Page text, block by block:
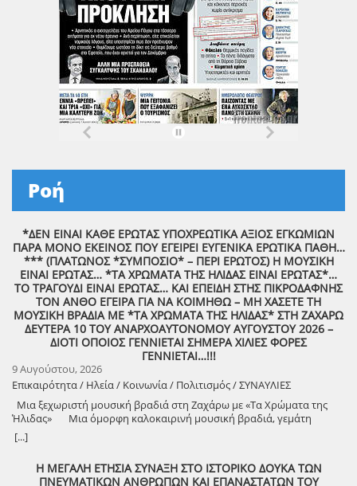
Ροή
*ΔΕΝ ΕΙΝΑΙ ΚΑΘΕ ΕΡΩΤΑΣ ΥΠΟΧΡΕΩΤΙΚΑ ΑΞΙΟΣ ΕΓΚΩΜΙΩΝ
ΠΑΡΑ ΜΟΝΟ ΕΚΕΙΝΟΣ ΠΟΥ ΕΓΕΙΡΕΙ ΕΥΓΕΝΙΚΑ ΕΡΩΤΙΚΑ ΠΑΘΗ…
*** (ΠΛΑΤΩΝΟΣ *ΣΥΜΠΟΣΙΟ* – ΠΕΡΙ ΕΡΩΤΟΣ) Η ΜΟΥΣΙΚΗ
ΕΙΝΑΙ ΕΡΩΤΑΣ… *ΤΑ ΧΡΩΜΑΤΑ ΤΗΣ ΗΛΙΔΑΣ ΕΙΝΑΙ ΕΡΩΤΑΣ*…
ΤΟ ΤΡΑΓΟΥΔΙ ΕΙΝΑΙ ΕΡΩΤΑΣ… ΚΑΙ ΕΠΕΙΔΗ ΣΤΗΣ ΠΙΚΡΟΔΑΦΝΗΣ
ΤΟΝ ΑΝΘΟ ΕΓΕΙΡΑ ΓΙΑ ΝΑ ΚΟΙΜΗΘΩ – ΜΗ ΧΑΣΕΤΕ ΤΗ
ΜΟΥΣΙΚΗ ΒΡΑΔΙΑ ΜΕ *ΤΑ ΧΡΩΜΑΤΑ ΤΗΣ ΗΛΙΔΑΣ* ΣΤΗ ΖΑΧΑΡΩ
ΔΕΥΤΕΡΑ 10 ΤΟΥ ΑΝΑΡΧΟΑΥΤΟΝΟΜΟΥ ΑΥΓΟΥΣΤΟΥ 2026 –
ΔΙΟΤΙ ΟΠΟΙΟΣ ΓΕΝΝΙΕΤΑΙ ΣΗΜΕΡΑ ΧΙΛΙΕΣ ΦΟΡΕΣ
ΓΕΝΝΙΕΤΑΙ…!!!
9 Αυγούστου, 2026
Επικαιρότητα / Ηλεία / Κοινωνία / Πολιτισμός / ΣΥΝΑΥΛΙΕΣ
Μια ξεχωριστή μουσική βραδιά στη Ζαχάρω με «Τα Χρώματα της
Ήλιδας» Μια όμορφη καλοκαιρινή μουσική βραδιά, γεμάτη
μελωδίες, πολιτισμό και καλή διάθεση, διοργανώνει ο Δήμος
Ζαχάρως, στο πλαίσιο του Καλοκαιρινού Πολιτιστικού
του Γυμνασίου Ζαχάρως θα γεμίσει μουσική, καθώς η Ορχήστρα «Τα
[...]
Η ΜΕΓΑΛΗ ΕΤΗΣΙΑ ΣΥΝΑΞΗ ΣΤΟ ΙΣΤΟΡΙΚΟ ΔΟΥΚΑ ΤΩΝ
ΠΝΕΥΜΑΤΙΚΩΝ ΑΝΘΡΩΠΩΝ ΚΑΙ ΕΠΑΝΑΣΤΑΤΩΝ ΤΟΥ